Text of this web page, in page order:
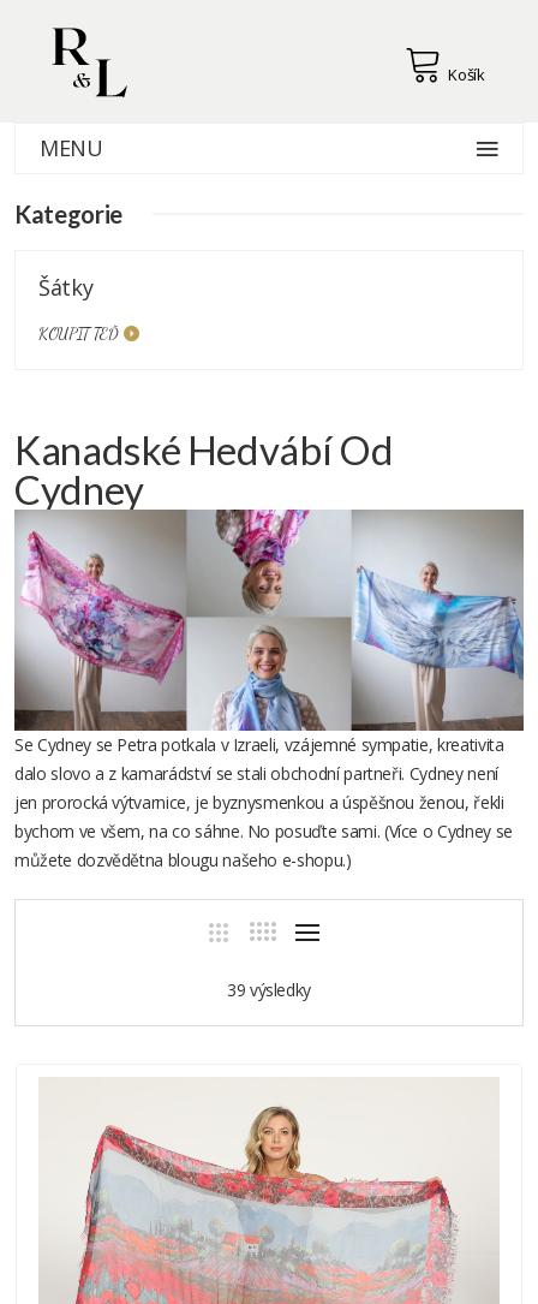
Košík
MENU
Kategorie
Šátky
KOUPIT TEĎ
Kanadské Hedvábí Od
Cydney
Se Cydney se Petra potkala v Izraeli, vzájemné sympatie, kreativita
dalo slovo a z kamarádství se stali obchodní partneři. Cydney není
jen prorocká výtvarnice, je byznysmenkou a úspěšnou ženou, řekli
bychom ve všem, na co sáhne. No posuďte sami. (Více o Cydney se
můžete dozvědětna blougu našeho e-shopu.)
39 výsledky